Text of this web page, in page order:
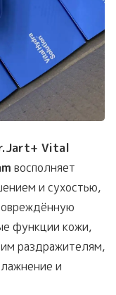
Vital
восполняет
и сухостью,
функции кожи,
раздражителям,
и